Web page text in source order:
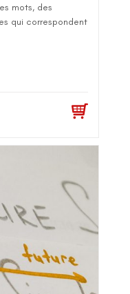
mots, des
qui correspondent